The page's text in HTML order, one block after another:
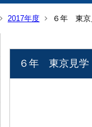
2017年度 ６年 東京
６年 東京見学